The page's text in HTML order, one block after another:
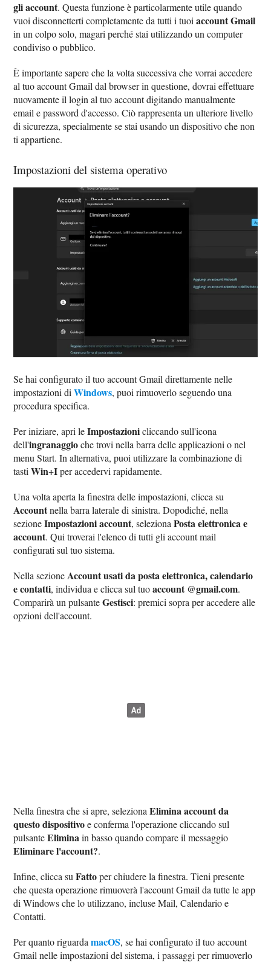
gli account. Questa funzione è particolarmente utile quando
vuoi disconnetterti completamente da tutti i tuoiaccount Gmail
in un colpo solo, magari perché stai utilizzando un computer
condiviso o pubblico.
È importante sapere che la volta successiva che vorrai accedere
al tuo account Gmail dal browser in questione, dovrai effettuare
nuovamente il login al tuo account digitando manualmente
email e password d'accesso. Ciò rappresenta un ulteriore livello
di sicurezza, specialmente se stai usando un dispositivo che non
ti appartiene.
Impostazioni del sistema operativo
Se hai configurato il tuo account Gmail direttamente nelle
impostazioni diWindows, puoi rimuoverlo seguendo una
procedura specifica.
Per iniziare, apri leImpostazionicliccando sull'icona
dell'ingranaggioche trovi nella barra delle applicazioni o nel
menu Start. In alternativa, puoi utilizzare la combinazione di
tastiWin+Iper accedervi rapidamente.
Una volta aperta la finestra delle impostazioni, clicca su
Accountnella barra laterale di sinistra. Dopodiché, nella
sezioneImpostazioni account, selezionaPosta elettronica e
account. Qui troverai l'elenco di tutti gli account mail
configurati sul tuo sistema.
Nella sezione Account usati da posta elettronica, calendario
e contatti, individua e clicca sul tuoaccount @gmail.com.
Comparirà un pulsanteGestisci: premici sopra per accedere alle
opzioni dell'account.
Nella finestra che si apre, selezionaElimina account da
questo dispositivoe conferma l'operazione cliccando sul
pulsanteEliminain basso quando compare il messaggio
Eliminare l'account?.
Infine, clicca suFattoper chiudere la finestra. Tieni presente
che questa operazione rimuoverà l'account Gmail da tutte le app
di Windows che lo utilizzano, incluse Mail, Calendario e
Contatti.
Per quanto riguardamacOS, se hai configurato il tuo account
Gmail nelle impostazioni del sistema, i passaggi per rimuoverlo